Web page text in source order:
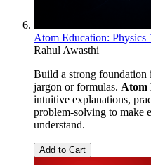
Atom Education: Physics
Rahul Awasthi
Build a strong
jargon or formulas. Atom
intuitive explanations,
problem-solving to make
understand.
Add to Cart